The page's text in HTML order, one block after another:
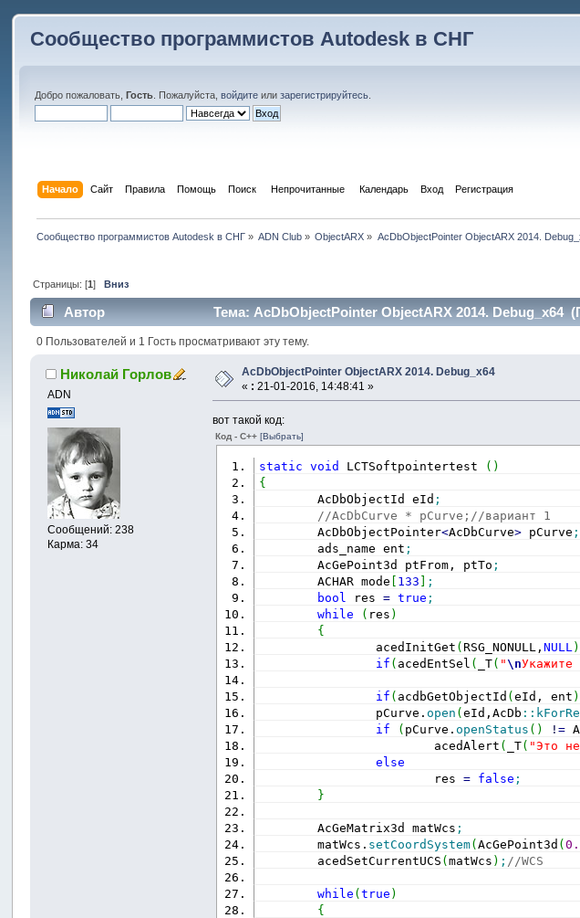
Сообщество программистов Autodesk в СНГ
Добро пожаловать,Гость . Пожалуйста,войдите илизарегистрируйтесь
Начало Сайт Правила Помощь Поиск Непрочитанные Календарь Вход Регистрация
Сообщество программистов Autodesk в СНГ» ADN Club » ObjectARX » AcDbObjectPointer ObjectARX 2014.
Страницы: [1] Вниз
Автор Тема: AcDbObjectPointer ObjectARX 2014. Debug_x64
0 Пользователей и 1 Гость просматривают эту тему.
Николай Горлов
ADN
Сообщений: 238
Карма: 34
AcDbObjectPointer ObjectARX 2014. Debug_x64
« : 21-01-2016, 14:48:41 »
вот такой код:
Код - C++[Выбрать]
static void LCTSoftpointertest ( )
{
AcDbObjectId eId ;
//AcDbCurve * pCurve;//вариант 1
AcDbObjectPointer<AcDbCurve> pCurve ;
ads_name ent ;
AcGePoint3d ptFrom, ptTo ;
ACHAR mode [ 133 ] ;
bool
res = true ;
while
( res )
{
acedInitGet (RSG_NONULL,NULL )
if ( acedEntSel ( _T( "\n
if ( acdbGetObjectId (eId, ent )
pCurve.open (eId,AcDb ::
if
( pCurve.openStatus ( ) !=
acedAlert ( _T( "Это
else
res = false ;
}
AcGeMatrix3d matWcs ;
matWcs. setCoordSystem(AcGePoint3d (
acedSetCurrentUCS (matWcs ) ; //WCS
while (true )
{